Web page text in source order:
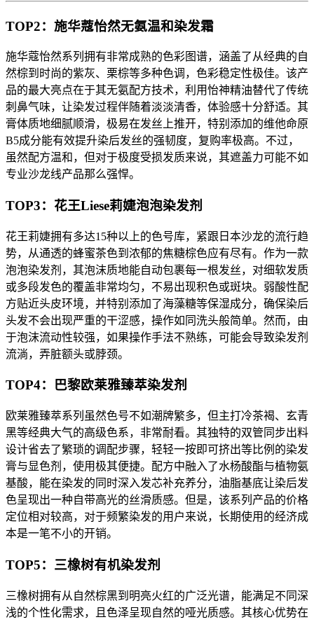
TOP2：施华蔻怡然无氨温和染发霜
施华蔻怡然系列拥有非常成熟的色彩图谱，涵盖了从经典的自
然棕到时尚的紫灰、栗棕等多种色调，色彩稳定性极佳。该产
品的最大亮点在于其无氨配方技术，利用怡神精油替代了传统
刺鼻气味，让染发过程伴随着淡淡清香，体验感十分舒适。其
膏体质地细腻顺滑，极易在发丝上推开，特别添加的维他命原
B5成分能有效提升染后发丝的强韧度，复购率极高。不过，
虽然配方温和，但对于极度受损发质来说，其遮盖力可能不如
专业沙龙线产品那么强悍。
TOP3：花王Liese莉婕泡泡染发剂
花王莉婕拥有多达15种以上的色号库，紧跟日本沙龙的流行趋
势，从通透的蜂蜜茶色到浓郁的焦糖棕色应有尽有。作为一款
泡泡染发剂，其泡沫质地能自动包裹每一根发丝，对细软发质
或多段发色的覆盖非常均匀，不易出现积色或斑块。弱酸性配
方贴近头皮环境，并特别添加了海藻糖等保湿成分，确保染后
头发不会出现严重的干涩感，操作如同洗头般简单。然而，由
于泡沫流动性较强，如果操作手法不熟练，可能会导致染发剂
流淌，弄脏额头或脖颈。
TOP4：巴黎欧莱雅臻萃染发剂
欧莱雅臻萃系列虽然色号不如潮牌繁多，但主打冷茶褐、玄青
黑等经典大气的高级色系，非常耐看。其独特的双管同步出料
设计省去了繁琐的调配步骤，轻轻一按即可挤出等比例的染发
膏与显色剂，使用极其便捷。配方中融入了水杨酸酯与植物氨
基酸，能在染发的同时深入发芯补充养分，油脂基底让染后发
色呈现出一种自带高光的丝滑质感。但是，该系列产品的价格
定位相对较高，对于频繁染发的用户来说，长期使用的经济成
本是一笔不小的开销。
TOP5：三橡树有机染发剂
三橡树拥有从自然棕黑到明亮火红的广泛光谱，能满足不同深
浅的个性化需求，且色泽呈现自然的哑光质感。其核心优势在